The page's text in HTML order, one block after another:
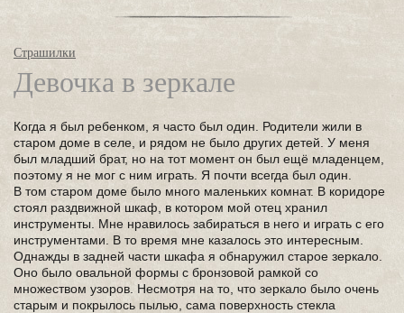
Страшилки
Девочка в зеркале
Когда я был ребенком, я часто был один. Родители жили в
старом доме в селе, и рядом не было других детей. У меня
был младший брат, но на тот момент он был ещё младенцем,
поэтому я не мог с ним играть. Я почти всегда был один.
В том старом доме было много маленьких комнат. В коридоре
стоял раздвижной шкаф, в котором мой отец хранил
инструменты. Мне нравилось забираться в него и играть с его
инструментами. В то время мне казалось это интересным.
Однажды в задней части шкафа я обнаружил старое зеркало.
Оно было овальной формы с бронзовой рамкой со
множеством узоров. Несмотря на то, что зеркало было очень
старым и покрылось пылью, сама поверхность стекла